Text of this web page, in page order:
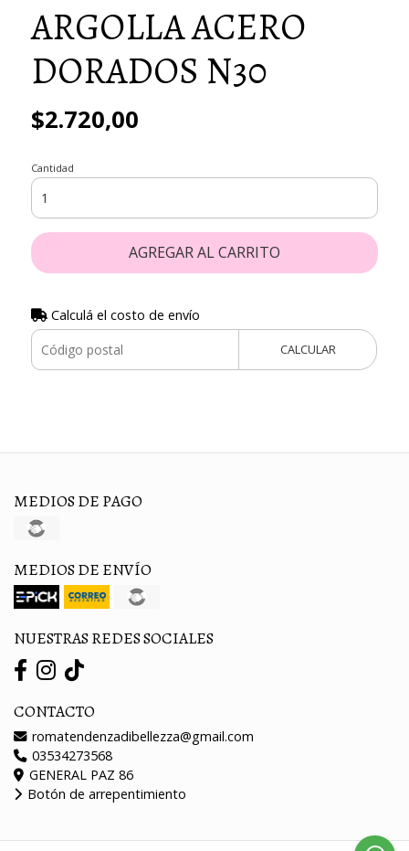
ARGOLLA ACERO
DORADOS N30
$2.720,00
Cantidad
AGREGAR AL CARRITO
Calculá el costo de envío
CALCULAR
MEDIOS DE PAGO
MEDIOS DE ENVÍO
NUESTRAS REDES SOCIALES
CONTACTO
romatendenzadibellezza@gmail.com
03534273568
GENERAL PAZ 86
Botón de arrepentimiento